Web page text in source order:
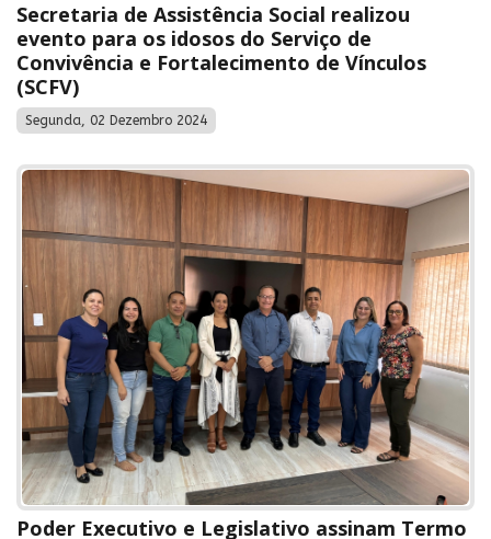
Secretaria de Assistência Social realizou
evento para os idosos do Serviço de
Convivência e Fortalecimento de Vínculos
(SCFV)
Segunda, 02 Dezembro 2024
Poder Executivo e Legislativo assinam Termo